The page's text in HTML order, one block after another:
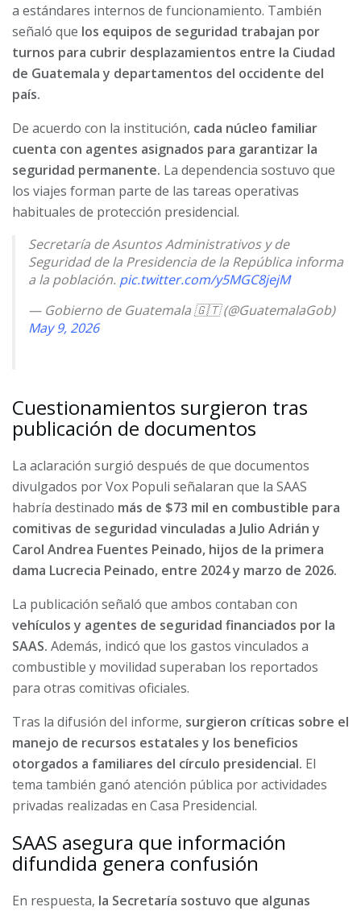
a estándares internos de funcionamiento. También
señaló que los equipos de seguridad trabajan por
turnos para cubrir desplazamientos entre la Ciudad
de Guatemala y departamentos del occidente del
país.
De acuerdo con la institución, cada núcleo familiar
cuenta con agentes asignados para garantizar la
seguridad permanente. La dependencia sostuvo que
los viajes forman parte de las tareas operativas
habituales de protección presidencial.
Secretaría de Asuntos Administrativos y de
Seguridad de la Presidencia de la República informa
a la población. pic.twitter.com/y5MGC8jejM
— Gobierno de Guatemala 🇬🇹 (@GuatemalaGob)
May 9, 2026
Cuestionamientos surgieron tras
publicación de documentos
La aclaración surgió después de que documentos
divulgados por Vox Populi señalaran que la SAAS
habría destinado más de $73 mil en combustible para
comitivas de seguridad vinculadas a Julio Adrián y
Carol Andrea Fuentes Peinado, hijos de la primera
dama Lucrecia Peinado, entre 2024 y marzo de 2026.
La publicación señaló que ambos contaban con
vehículos y agentes de seguridad financiados por la
SAAS. Además, indicó que los gastos vinculados a
combustible y movilidad superaban los reportados
para otras comitivas oficiales.
Tras la difusión del informe, surgieron críticas sobre el
manejo de recursos estatales y los beneficios
otorgados a familiares del círculo presidencial. El
tema también ganó atención pública por actividades
privadas realizadas en Casa Presidencial.
SAAS asegura que información
difundida genera confusión
En respuesta, la Secretaría sostuvo que algunas